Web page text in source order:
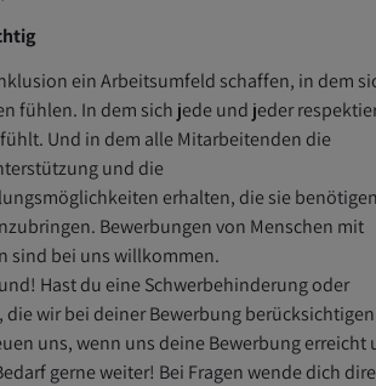
ein Arbeitsumfeld schaffen, in dem
fühlen. In dem sich jede und jeder
Und in dem alle Mitarbeitenden die
und die
erhalten, die sie
Bewerbungen von Menschen mit
sind bei uns willkommen.
Hast du eine Schwerbehinderung oder
die wir bei deiner Bewerbung berücksichtigen
uns, wenn uns deine Bewerbung erreicht
gerne weiter! Bei Fragen wende dich